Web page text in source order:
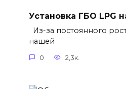
Установка ГБО LPG
Из-за постоянного
нашей
0 2,3к.